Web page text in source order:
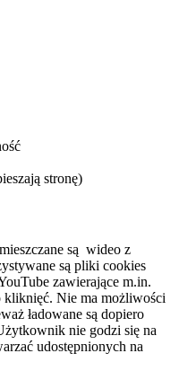
stronę)
są wideo z
są pliki cookies
zawierające m.in.
kliknięć. Nie ma możliwości
ładowane są dopiero
nie godzi się na
udostępnionych na